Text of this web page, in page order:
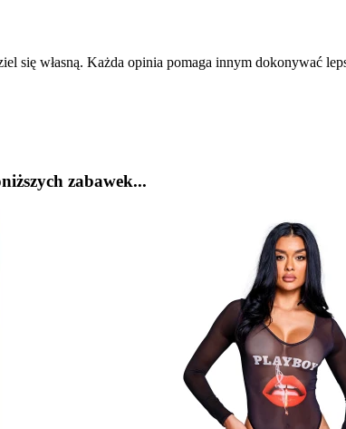
się własną. Każda opinia pomaga innym dokonywać
zabawek...